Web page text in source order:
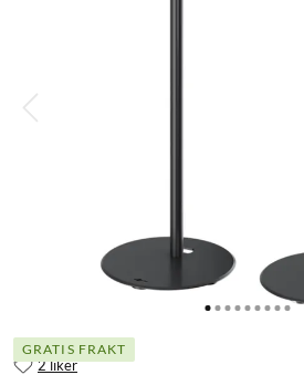
GRATIS FRAKT
2 liker